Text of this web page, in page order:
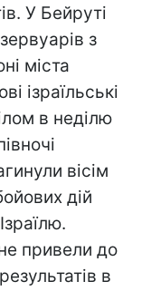
У Бейруті
з
міста
ізраїльські
в неділю
вісім
дій
привели до
в